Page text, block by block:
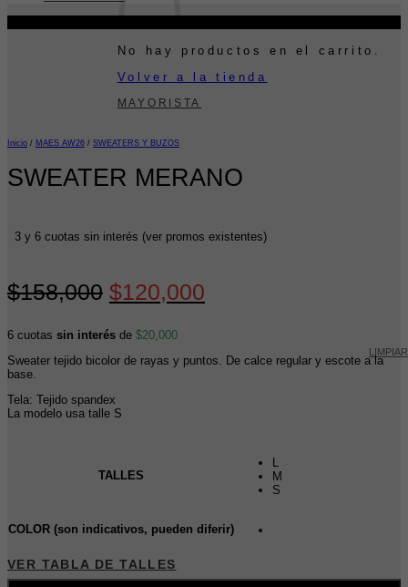
No hay productos en el carrito.
Volver a la tienda
MAYORISTA
Inicio / MAES AW26 / SWEATERS Y BUZOS
SWEATER MERANO
3 y 6 cuotas sin interés (ver promos existentes)
$158,000 El
original
era:
$158,000.
$120,000
es:
6 cuotas sin interés de $20,000
Sweater tejido bicolor de rayas y puntos. De calce regular y escote a la
base.
Tela: Tejido spandex
La modelo usa talle S
TALLES
L
M
S
COLOR (son indicativos, pueden diferir)
LIMPIAR
VER TABLA DE TALLES